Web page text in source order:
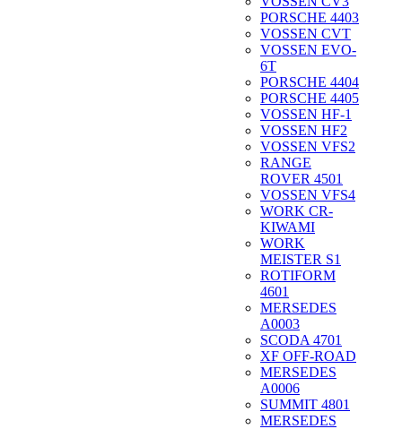
PORSCHE 4403
VOSSEN CVT
VOSSEN EVO-
6T
PORSCHE 4404
PORSCHE 4405
VOSSEN HF-1
VOSSEN HF2
VOSSEN VFS2
RANGE
ROVER 4501
VOSSEN VFS4
WORK CR-
KIWAMI
WORK
MEISTER S1
ROTIFORM
4601
MERSEDES
A0003
SCODA 4701
XF OFF-ROAD
MERSEDES
A0006
SUMMIT 4801
MERSEDES